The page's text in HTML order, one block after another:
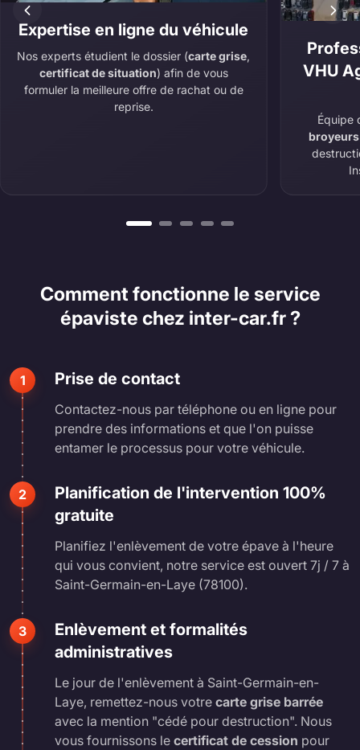
Expertise en ligne du véhicule
Nos experts étudient le dossier (carte grise,
certificat de situation) afin de vous
formuler la meilleure offre de rachat ou de
reprise.
VHU
Équipe
broyeurs
Comment fonctionne le service
épaviste chez inter-car.fr ?
1 Prise de contact
Contactez-nous par téléphone ou en ligne pour
prendre des informations et que l'on puisse
entamer le processus pour votre véhicule.
2
Planification de l'intervention 100%
gratuite
Planifiez l'enlèvement de votre épave à l'heure
qui vous convient, notre service est ouvert 7j / 7 à
Saint-Germain-en-Laye (78100).
3
Enlèvement et formalités
administratives
Le jour de l'enlèvement à Saint-Germain-en-
Laye, remettez-nous votre carte grise barrée
avec la mention "cédé pour destruction". Nous
vous fournissons le certificat de cession pour